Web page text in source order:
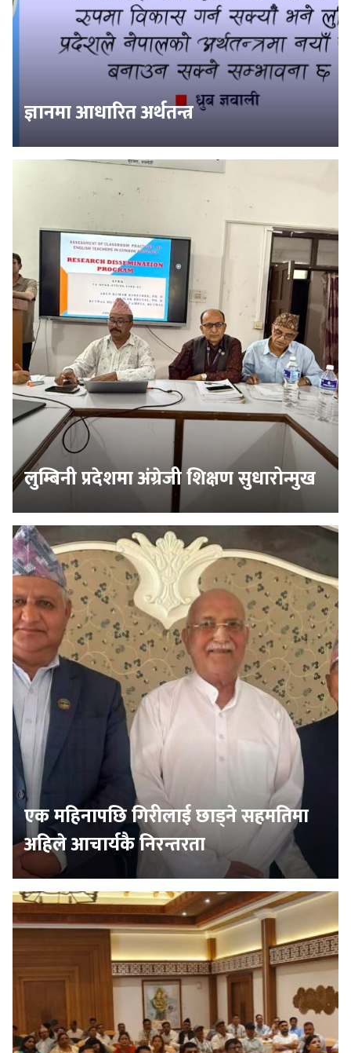
ज्ञानमा आधारित अर्थतन्त्र
लुम्बिनी प्रदेशमा अंग्रेजी शिक्षण सुधारोन्मुख
एक महिनापछि गिरीलाई छाड्ने सहमतिमा
अहिले आचार्यकै निरन्तरता